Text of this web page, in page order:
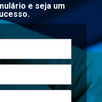
e seja um